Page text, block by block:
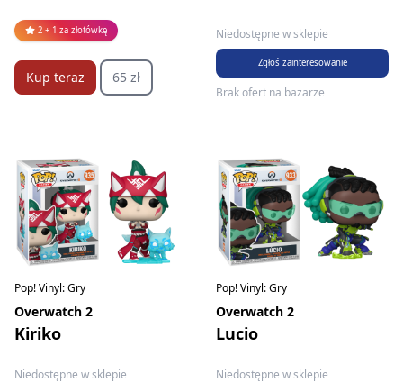
2 + 1 za złotówkę
Kup teraz 65 zł
Niedostępne w sklepie
Zgłoś zainteresowanie
Brak ofert na bazarze
Pop! Vinyl: Gry
Overwatch 2
Kiriko
Niedostępne w sklepie
Pop! Vinyl: Gry
Overwatch 2
Lucio
Niedostępne w sklepie